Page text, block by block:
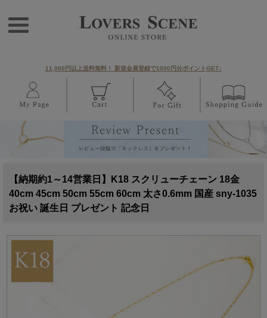
11,000円以上送料無料！ 新規会員登録で1000円分ポイントGET♪
【納期約1～14営業日】K18 スクリューチェーン 18金
40cm 45cm 50cm 55cm 60cm 太さ0.6mm 国産 sny-1035
お祝い 誕生日 プレゼント 記念日